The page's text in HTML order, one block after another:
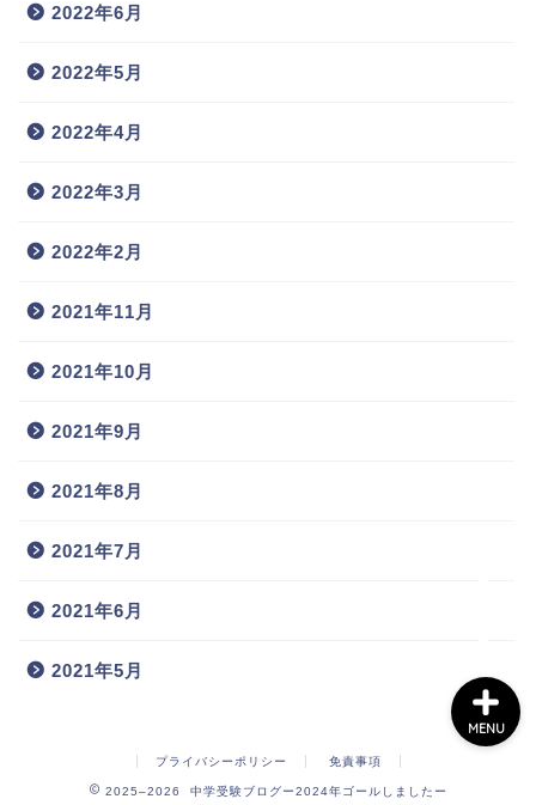
2022年6月
2022年5月
2022年4月
2022年3月
2022年2月
2021年11月
2021年10月
2021年9月
2021年8月
2021年7月
2021年6月
2021年5月
プライバシーポリシー 免責事項
2025–2026 中学受験ブログー2024年ゴールしましたー
MENU